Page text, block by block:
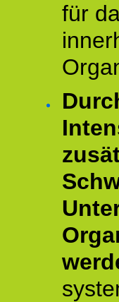
für